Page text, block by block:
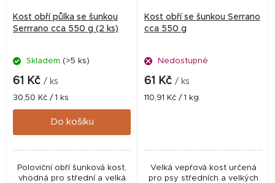
o
Kost obří půlka se šunkou
Serrrano cca 550 g (2 ks)
Skladem (>5 ks)
61 Kč / ks
Měrná
cena:
30,50 Kč / 1 ks
Do košíku
Poloviční obří šunková kost,
vhodná pro střední a velká
Kost obří se šunkou Serrano
cca 550 g
Nedostupné
61 Kč / ks
Měrná
110,91 Kč / 1 kg
Velká vepřová kost určená
pro psy středních a velkých